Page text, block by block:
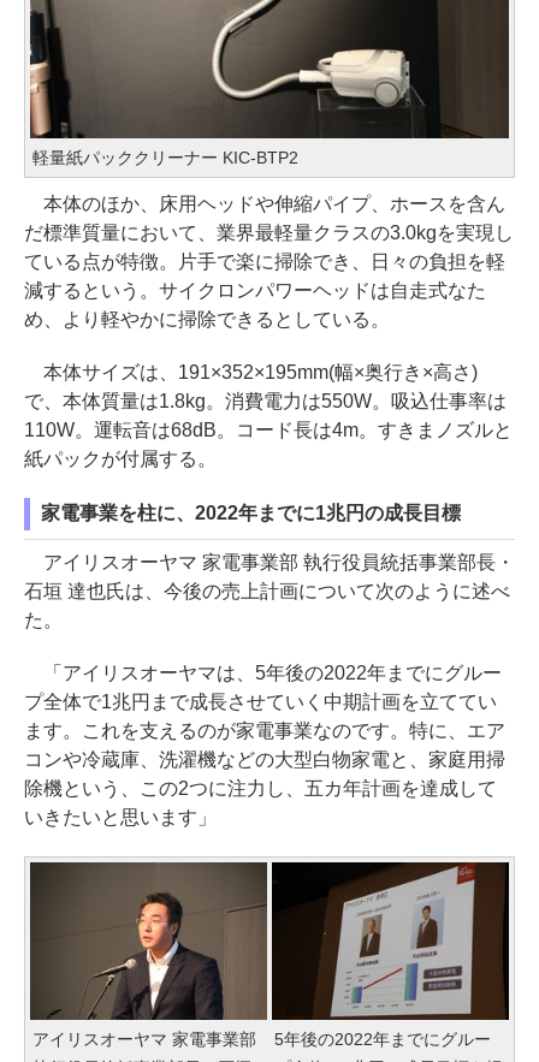
軽量紙パッククリーナー KIC-BTP2
本体のほか、床用ヘッドや伸縮パイプ、ホースを含ん
だ標準質量において、業界最軽量クラスの3.0kgを実現し
ている点が特徴。片手で楽に掃除でき、日々の負担を軽
減するという。サイクロンパワーヘッドは自走式なた
め、より軽やかに掃除できるとしている。
本体サイズは、191×352×195mm(幅×奥行き×高さ)
で、本体質量は1.8kg。消費電力は550W。吸込仕事率は
110W。運転音は68dB。コード長は4m。すきまノズルと
紙パックが付属する。
家電事業を柱に、2022年までに1兆円の成長目標
アイリスオーヤマ 家電事業部 執行役員統括事業部長・
石垣 達也氏は、今後の売上計画について次のように述べ
た。
「アイリスオーヤマは、5年後の2022年までにグルー
プ全体で1兆円まで成長させていく中期計画を立ててい
ます。これを支えるのが家電事業なのです。特に、エア
コンや冷蔵庫、洗濯機などの大型白物家電と、家庭用掃
除機という、この2つに注力し、五カ年計画を達成して
いきたいと思います」
アイリスオーヤマ 家電事業部
5年後の2022年までにグルー